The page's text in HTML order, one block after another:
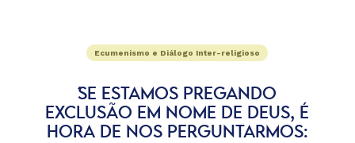
Ecumenismo e Diálogo Inter-religioso
´SE ESTAMOS PREGANDO
EXCLUSÃO EM NOME DE DEUS, É
HORA DE NOS PERGUNTARMOS: